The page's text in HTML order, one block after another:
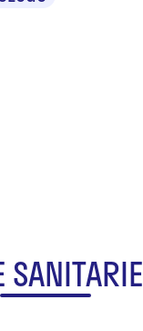
SANITARIE